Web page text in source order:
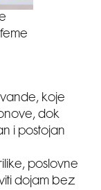
koje
dok
i postojan
poslovne
dojam bez